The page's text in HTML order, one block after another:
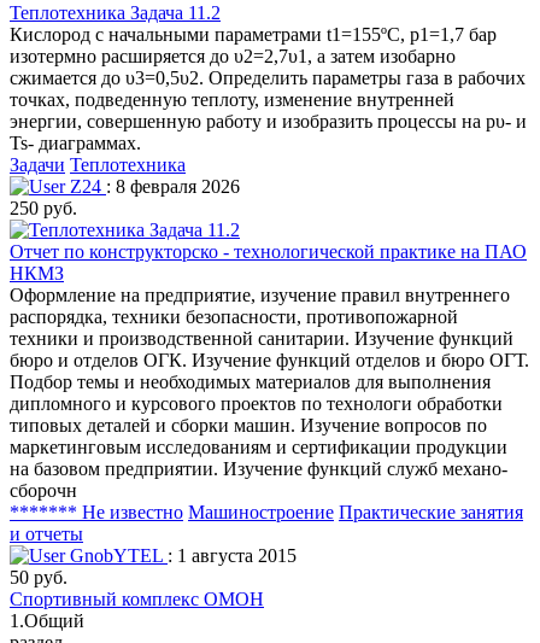
Теплотехника Задача 11.2
Кислород с начальными параметрами t1=155ºC, р1=1,7 бар
изотермно расширяется до υ2=2,7υ1, а затем изобарно
сжимается до υ3=0,5υ2. Определить параметры газа в рабочих
точках, подведенную теплоту, изменение внутренней
энергии, совершенную работу и изобразить процессы на рυ- и
Ts- диаграммах.
Задачи Теплотехника
Z24 : 8 февраля 2026
250 руб.
Отчет по конструкторско - технологической практике на ПАО
НКМЗ
Оформление на предприятие, изучение правил внутреннего
распорядка, техники безопасности, противопожарной
техники и производственной санитарии. Изучение функций
бюро и отделов ОГК. Изучение функций отделов и бюро ОГТ.
Подбор темы и необходимых материалов для выполнения
дипломного и курсового проектов по технологи обработки
типовых деталей и сборки машин. Изучение вопросов по
маркетинговым исследованиям и сертификации продукции
на базовом предприятии. Изучение функций служб механо-
сборочн
******* Не известно Машиностроение Практические занятия
и отчеты
GnobYTEL : 1 августа 2015
50 руб.
Спортивный комплекс ОМОН
1.Общий